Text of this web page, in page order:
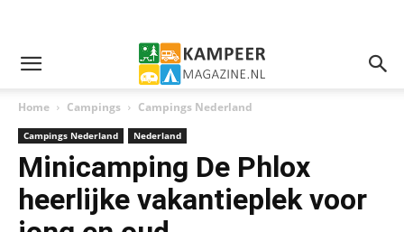
Home Campings Campings Nederland
Campings Nederland Nederland
Minicamping De Phlox
heerlijke vakantieplek voor